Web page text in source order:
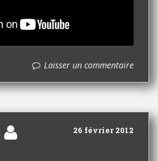
Laisser un commentaire
26 février 2012